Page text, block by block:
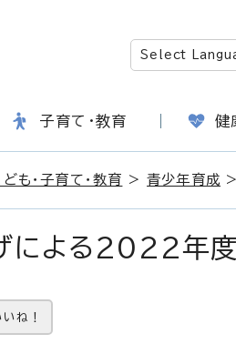
子育て・教育 健
ども・子育て・教育 >青少年育成
による2022年度
いね！